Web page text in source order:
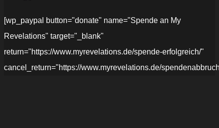
[wp_paypal button="donate" name="Spende an My
Revelations" target="_blank"
return="https://www.myrevelations.de/spende-erfolgreich/"
cancel_return="https://www.myrevelations.de/